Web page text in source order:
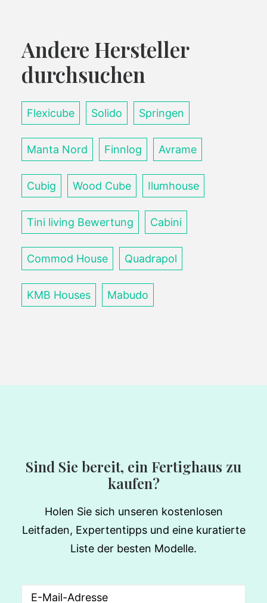
Andere Hersteller
durchsuchen
Flexicube Solido Springen
Manta Nord Finnlog Avrame
Cubig Wood Cube Ilumhouse
Tini living Bewertung Cabini
Commod House Quadrapol
KMB Houses Mabudo
Sind Sie bereit, ein Fertighaus zu
kaufen?
Holen Sie sich unseren kostenlosen
Leitfaden, Expertentipps und eine kuratierte
Liste der besten Modelle.
Email(erforderlich)